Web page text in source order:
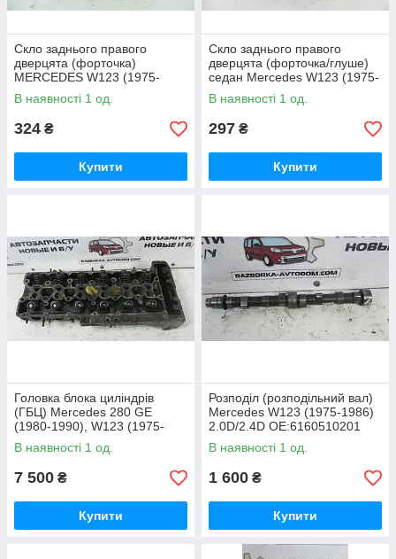
Скло заднього правого
дверцята (форточка)
MERCEDES W123 (1975-
1985) ОЕ: A 123 735 22 09
В наявності 1 од.
324 ₴
Купити
Скло заднього правого
дверцята (форточка/глуше)
седан Mercedes W123 (1975-
1985) ОЕ: 1237350224
В наявності 1 од.
297 ₴
Купити
Головка блока циліндрів
(ГБЦ) Mercedes 280 GE
(1980-1990), W123 (1975-
1986) 2.8I M110
OE:R1100161901
В наявності 1 од.
7 500 ₴
Купити
Розподіл (розподільний вал)
Mercedes W123 (1975-1986)
2.0D/2.4D OE:6160510201
В наявності 1 од.
1 600 ₴
Купити